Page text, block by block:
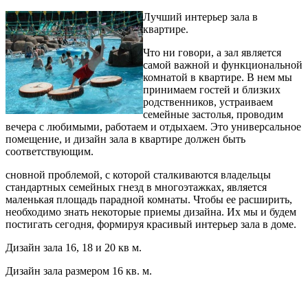
Лучший интерьер зала в
квартире.
Что ни говори, а зал является
самой важной и функциональной
комнатой в квартире. В нем мы
принимаем гостей и близких
родственников, устраиваем
семейные застолья, проводим
вечера с любимыми, работаем и отдыхаем. Это универсальное
помещение, и дизайн зала в квартире должен быть
соответствующим.
сновной проблемой, с которой сталкиваются владельцы
стандартных семейных гнезд в многоэтажках, является
маленькая площадь парадной комнаты. Чтобы ее расширить,
необходимо знать некоторые приемы дизайна. Их мы и будем
постигать сегодня, формируя красивый интерьер зала в доме.
Дизайн зала 16, 18 и 20 кв м.
Дизайн зала размером 16 кв. м.